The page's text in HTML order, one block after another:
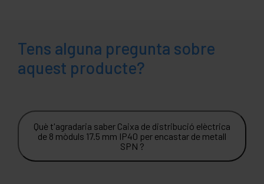
Tens alguna pregunta sobre
aquest producte?
Què t'agradaria saber Caixa de distribució elèctrica
de 8 mòduls 17.5 mm IP40 per encastar de metall
SPN ?